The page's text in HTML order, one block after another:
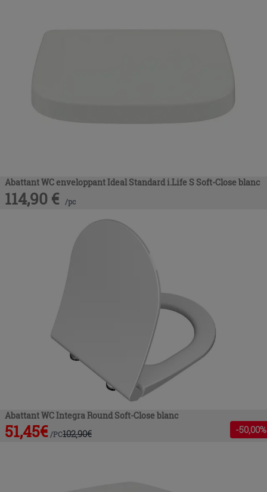
Abattant WC enveloppant Ideal Standard i.Life S Soft-Close blanc
114,90 € /pc
Abattant WC Integra Round Soft-Close blanc
51,45€ /PC102,90€ -50,00%